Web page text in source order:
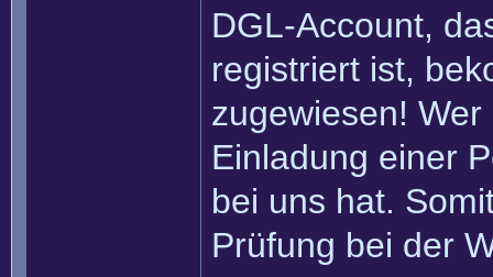
DGL-Account,
registriert ist,
zugewiesen!
Einladung einer
bei uns hat.
Prüfung bei der